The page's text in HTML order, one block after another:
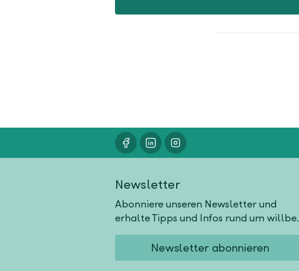
Newsletter
Abonniere unseren Newsletter und
erhalte Tipps und Infos rund um willbe.
Newsletter abonnieren